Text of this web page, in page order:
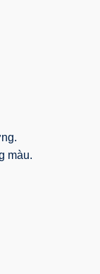
màu.